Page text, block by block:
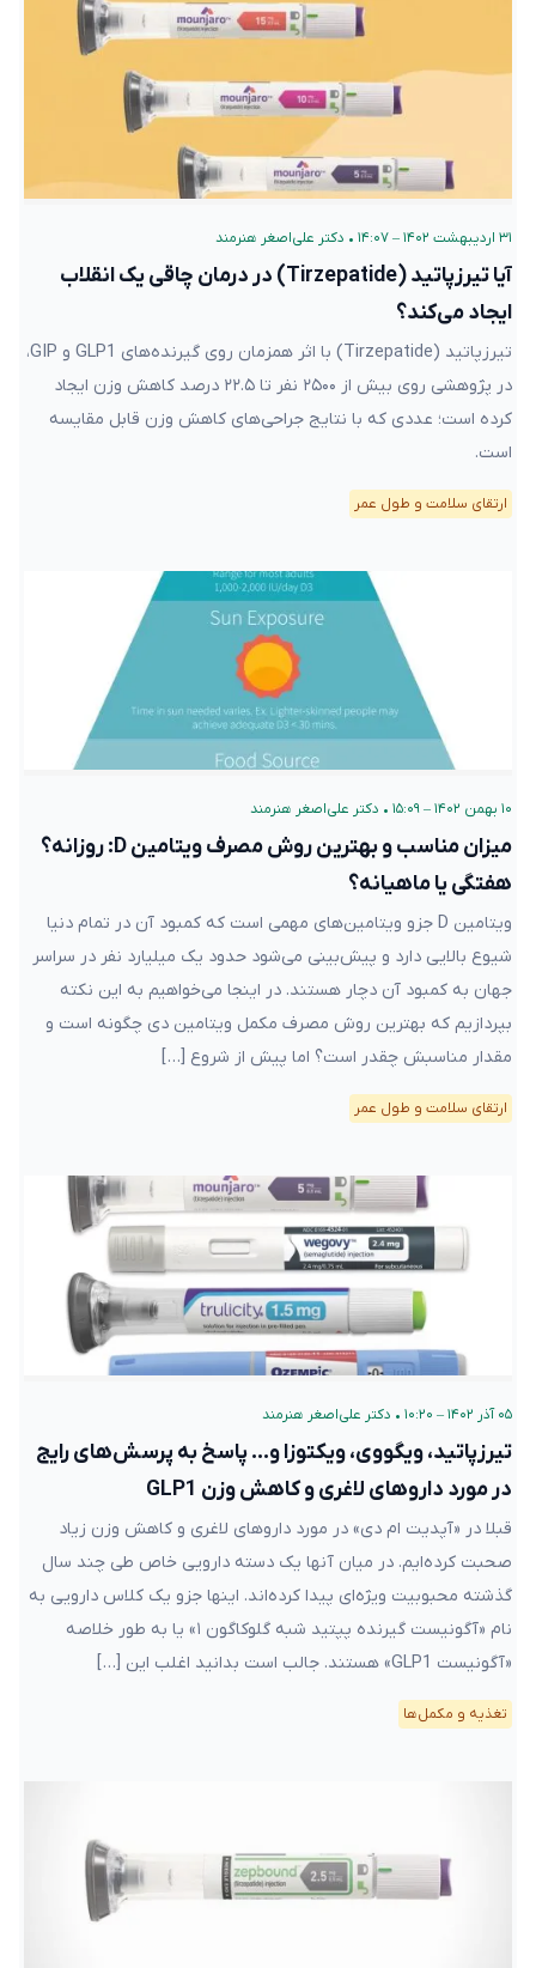
۳۱ اردیبهشت ۱۴۰۲ – ۱۴:۰۷ • دکتر علی‌اصغر هنرمند
آیا تیرزپاتید (Tirzepatide) در درمان چاقی یک انقلاب
ایجاد می‌کند؟
تیرزپاتید (Tirzepatide) با اثر همزمان روی گیرنده‌های GLP1 و GIP،
در پژوهشی روی بیش از ۲۵۰۰ نفر تا ۲۲.۵ درصد کاهش وزن ایجاد
کرده است؛ عددی که با نتایج جراحی‌های کاهش وزن قابل مقایسه
است.
ارتقای سلامت و طول عمر
۱۰ بهمن ۱۴۰۲ – ۱۵:۰۹ • دکتر علی‌اصغر هنرمند
میزان مناسب و بهترین روش مصرف ویتامین D: روزانه؟
هفتگی یا ماهیانه؟
ویتامین D جزو ویتامین‌های مهمی است که کمبود آن در تمام دنیا
شیوع بالایی دارد و پیش‌بینی می‌شود حدود یک میلیارد نفر در سراسر
جهان به کمبود آن دچار هستند. در اینجا می‌خواهیم به این نکته
بپردازیم که بهترین روش مصرف مکمل ویتامین دی چگونه است و
مقدار مناسبش چقدر است؟ اما پیش از شروع […]
ارتقای سلامت و طول عمر
۰۵ آذر ۱۴۰۲ – ۱۰:۲۰ • دکتر علی‌اصغر هنرمند
تیرزپاتید، ویگووی، ویکتوزا و… پاسخ به پرسش‌های رایج
در مورد داروهای لاغری و کاهش وزن GLP1
قبلا در «آپدیت ام دی» در مورد داروهای لاغری و کاهش وزن زیاد
صحبت کرده‌ایم. در میان آنها یک دسته دارویی خاص طی چند سال
گذشته محبوبیت ویژه‌ای پیدا کرده‌اند. اینها جزو یک کلاس دارویی به
نام «آگونیست گیرنده پپتید شبه گلوکاگون ۱» یا به طور خلاصه
«آگونیست GLP1» هستند. جالب است بدانید اغلب این […]
تغذیه و مکمل‌ها